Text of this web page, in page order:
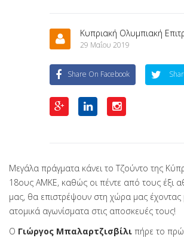
Κυπριακή Ολυμπιακή
29 Μαΐου 2019
Share On Facebook
Μεγάλα πράγματα κάνει το Τζούντο της
18ους ΑΜΚΕ, καθώς οι πέντε από τους έξι
μας, θα επιστρέψουν στη χώρα μας έχοντας
ατομικά αγωνίσματα στις αποσκευές τους!
O Γιώργος Μπαλαρτζισβίλι πήρε το